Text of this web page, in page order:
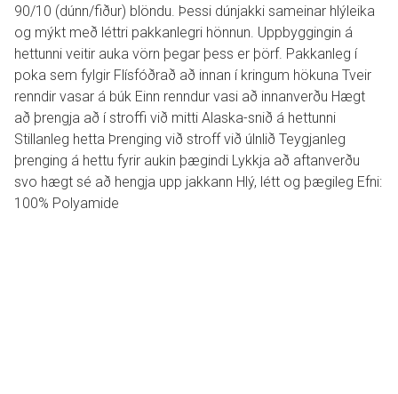
90/10 (dúnn/fiður) blöndu. Þessi dúnjakki sameinar hlýleika
og mýkt með léttri pakkanlegri hönnun. Uppbyggingin á
hettunni veitir auka vörn þegar þess er þörf. Pakkanleg í
poka sem fylgir Flísfóðrað að innan í kringum hökuna Tveir
renndir vasar á búk Einn renndur vasi að innanverðu Hægt
að þrengja að í stroffi við mitti Alaska-snið á hettunni
Stillanleg hetta Þrenging við stroff við úlnlið Teygjanleg
þrenging á hettu fyrir aukin þægindi Lykkja að aftanverðu
svo hægt sé að hengja upp jakkann Hlý, létt og þægileg Efni:
100% Polyamide